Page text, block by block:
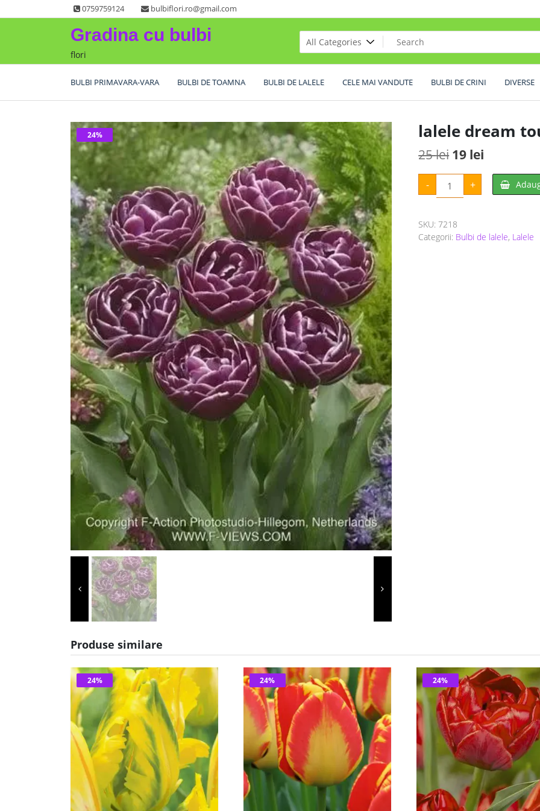
to
0759759124 bulbiflori.ro@gmail.com
Gradina cu bulbi
flori
BULBI PRIMAVARA-VARA BULBI DE TOAMNA BULBI DE LALELE CELE MAI VANDUTE BULBI DE CRINI DIVERSE
24% lalele dream
25lei Prețul
inițial
25 lei.
19 lei
curent
este:
-
Cantitate
lalele
dream
5
buc
+
SKU:7218
Categorii: Bulbi de lalele, Lalele
Produse similare
24% 24% 24%